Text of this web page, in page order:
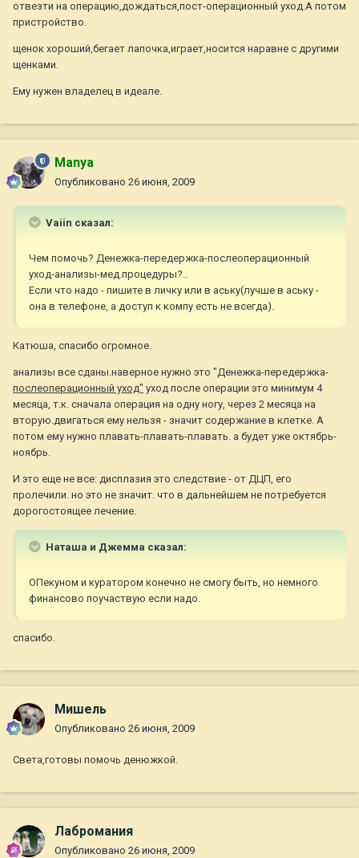
отвезти на операцию,дождаться,пост-операционный уход.А потом
пристройство.
щенок хороший,бегает лапочка,играет,носится наравне с другими
щенками.
Ему нужен владелец в идеале.
Manya
Опубликовано 26 июня, 2009
Vaiin сказал:
Чем помочь? Денежка-передержка-послеоперационный
уход-анализы-мед.процедуры?..
Если что надо - пишите в личку или в аську(лучше в аську -
она в телефоне, а доступ к компу есть не всегда).
Катюша, спасибо огромное.
анализы все сданы.наверное нужно это "Денежка-передержка-
послеоперационный уход" уход после операции это минимум 4
месяца, т.к. сначала операция на одну ногу, через 2 месяца на
вторую.двигаться ему нельзя - значит содержание в клетке. А
потом ему нужно плавать-плавать-плавать. а будет уже октябрь-
ноябрь.
И это еще не все: дисплазия это следствие - от ДЦП, его
пролечили. но это не значит. что в дальнейшем не потребуется
дорогостоящее лечение.
Наташа и Джемма сказал:
ОПекуном и куратором конечно не смогу быть, но немного
финансово поучаствую если надо.
спасибо.
Мишель
Опубликовано 26 июня, 2009
Света,готовы помочь денюжкой.
Лабромания
Опубликовано 26 июня, 2009